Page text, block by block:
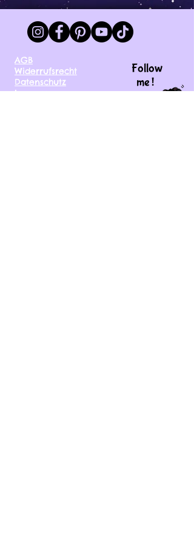
AGB
Widerrufsrecht
Datenschutz
Impressum
Follow
me !